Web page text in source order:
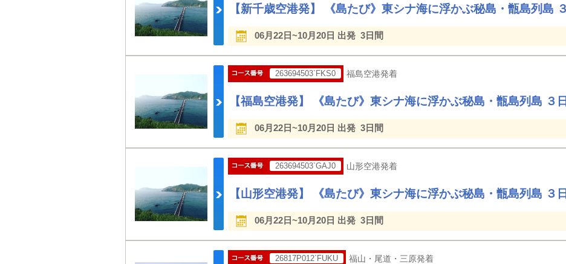
【新千歳空港発】 《島たび》東シナ海に浮かぶ秘島・甑島列島
06月22日~10月20日 出発 3日間
263694503`FKS0 福島空港発着
【福島空港発】 《島たび》東シナ海に浮かぶ秘島・甑島列島 ３
06月22日~10月20日 出発 3日間
263694503`GAJ0 山形空港発着
【山形空港発】 《島たび》東シナ海に浮かぶ秘島・甑島列島 ３
06月22日~10月20日 出発 3日間
26817P012`FUKU 福山・尾道・三原発着